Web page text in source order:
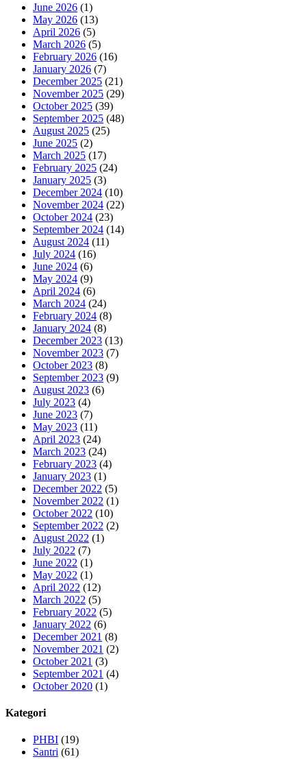
June 2026 (1)
May 2026 (13)
April 2026 (5)
March 2026 (5)
February 2026 (16)
January 2026 (7)
December 2025 (21)
November 2025 (29)
October 2025 (39)
September 2025 (48)
August 2025 (25)
June 2025 (2)
March 2025 (17)
February 2025 (24)
January 2025 (3)
December 2024 (10)
November 2024 (22)
October 2024 (23)
September 2024 (14)
August 2024 (11)
July 2024 (16)
June 2024 (6)
May 2024 (9)
April 2024 (6)
March 2024 (24)
February 2024 (8)
January 2024 (8)
December 2023 (13)
November 2023 (7)
October 2023 (8)
September 2023 (9)
August 2023 (6)
July 2023 (4)
June 2023 (7)
May 2023 (11)
April 2023 (24)
March 2023 (24)
February 2023 (4)
January 2023 (1)
December 2022 (5)
November 2022 (1)
October 2022 (10)
September 2022 (2)
August 2022 (1)
July 2022 (7)
June 2022 (1)
May 2022 (1)
April 2022 (12)
March 2022 (5)
February 2022 (5)
January 2022 (6)
December 2021 (8)
November 2021 (2)
October 2021 (3)
September 2021 (4)
October 2020 (1)
Kategori
PHBI (19)
Santri (61)